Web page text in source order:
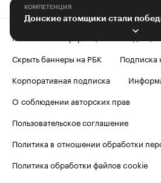
КОМПЕТЕНЦИЯ
Контактная информация
Скрыть баннеры на РБК
Подписка
Корпоративная подписка
О соблюдении авторских прав
Пользовательское соглашение
Политика в отношении обработки
Политика обработки файлов cookie